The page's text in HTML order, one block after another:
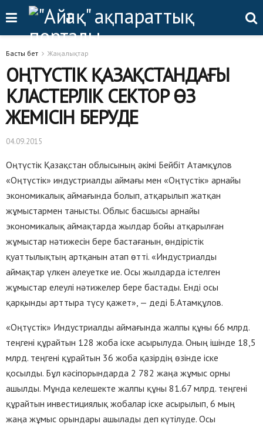
Басты бет Жаңалықтар
ОҢТҮСТІК ҚАЗАҚСТАНДАҒЫ
КЛАСТЕРЛІК СЕКТОР ӨЗ
ЖЕМІСІН БЕРУДЕ
04.09.2015
Оңтүстік Қазақстан облысының әкімі Бейбіт Атамқұлов
«Оңтүстік» индустриалды аймағы мен «Оңтүстік» арнайы
экономикалық аймағында болып, атқарылып жатқан
жұмыстармен танысты. Облыс басшысы арнайы
экономикалық аймақтарда жылдар бойы атқарылған
жұмыстар нәтижесін бере бастағанын, өндірістік
қуаттылықтың артқанын атап өтті. «Индустриалды
аймақтар үлкен әлеуетке ие. Осы жылдарда істелген
жұмыстар елеулі нәтижелер бере бастады. Енді осы
қарқынды арттыра түсу қажет», — деді Б.Атамқұлов.
«Оңтүстік» Индустриалды аймағында жалпы құны 66 млрд.
теңгені құрайтын 128 жоба іске асырылуда. Оның ішінде 18,5
млрд. теңгені құрайтын 36 жоба қазірдің өзінде іске
қосылды. Бұл кәсіпорындарда 2 782 жаңа жұмыс орны
ашылды. Мұнда келешекте жалпы құны 81.67 млрд. теңгені
құрайтын инвестициялық жобалар іске асырылып, 6 мың
жаңа жұмыс орындары ашылады деп күтілуде. Осы